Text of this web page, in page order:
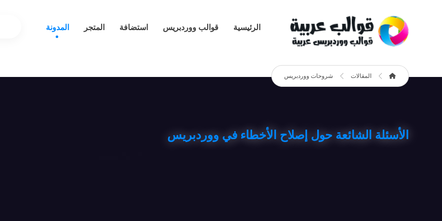
الرئيسية قوالب ووردبريس استضافة المتجر المدونة
المقالات شروحات ووردبريس
الأسئلة الشائعة حول إصلاح الأخطاء في ووردبريس